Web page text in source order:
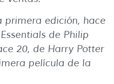
primera edición, hace
de Philip
20, de Harry Potter
película de la